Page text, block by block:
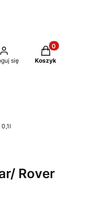
się
Produkty w
Koszyk
Rover